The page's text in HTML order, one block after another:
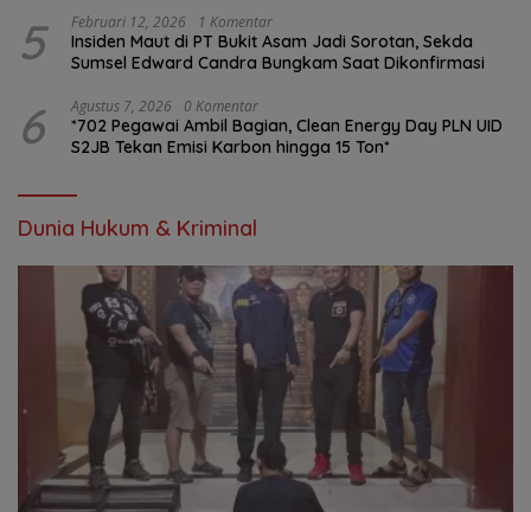
5 Februari 12, 2026 1 Komentar
Insiden Maut di PT Bukit Asam Jadi Sorotan, Sekda
Sumsel Edward Candra Bungkam Saat Dikonfirmasi
6 Agustus 7, 2026 0 Komentar
*702 Pegawai Ambil Bagian, Clean Energy Day PLN UID
S2JB Tekan Emisi Karbon hingga 15 Ton*
Dunia Hukum & Kriminal